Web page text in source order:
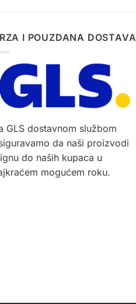
I POUZDANA DOSTAVA
GLS dostavnom službom
da naši proizvodi
do naših kupaca u
mogućem roku.